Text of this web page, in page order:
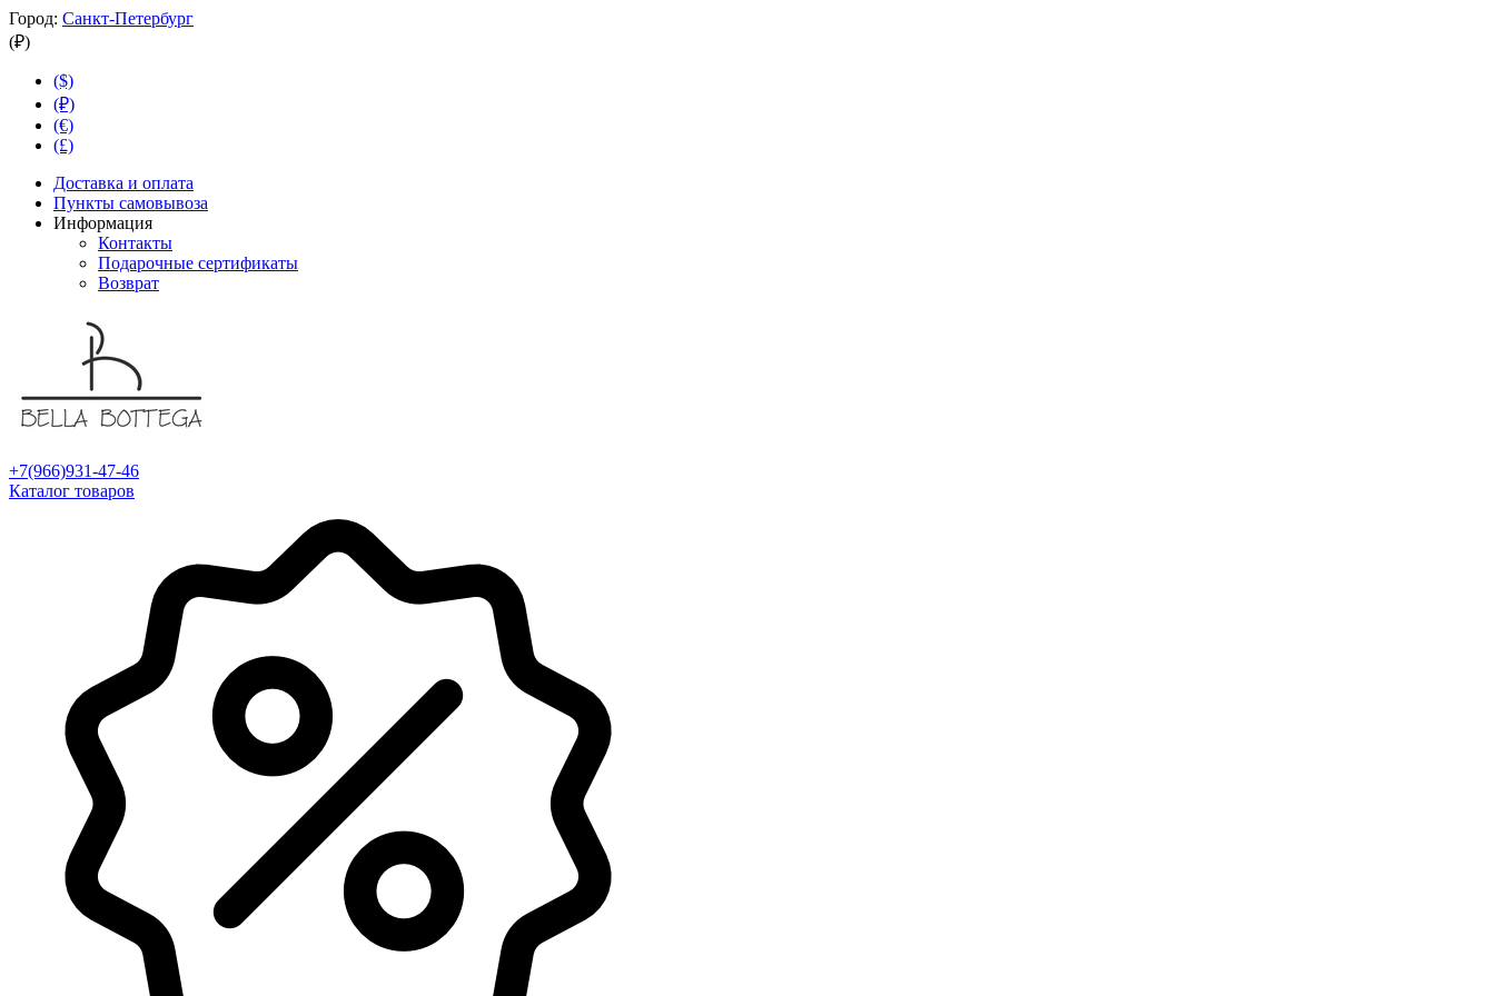
Город: Санкт-Петербург
(₽)
($)
(₽)
(€)
(£)
Доставка и оплата
Пункты самовывоза
Информация
Контакты
Подарочные сертификаты
Возврат
+7(966)931-47-46
Каталог товаров